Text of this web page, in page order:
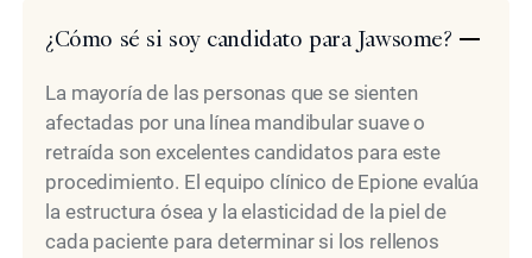
¿Cómo sé si soy candidato para Jawsome?
La mayoría de las personas que se sienten
afectadas por una línea mandibular suave o
retraída son excelentes candidatos para este
procedimiento. El equipo clínico de Epione evalúa
la estructura ósea y la elasticidad de la piel de
cada paciente para determinar si los rellenos